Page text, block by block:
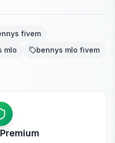
fivem
mlo
bennys mlo fivem